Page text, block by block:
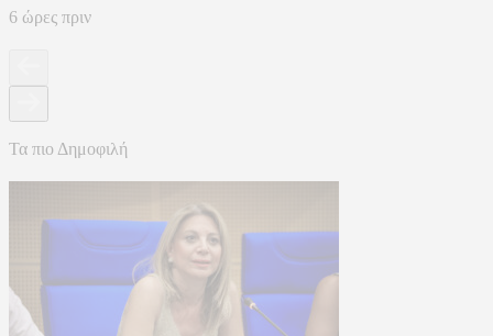
6 ώρες πριν
Τα πιο Δημοφιλή